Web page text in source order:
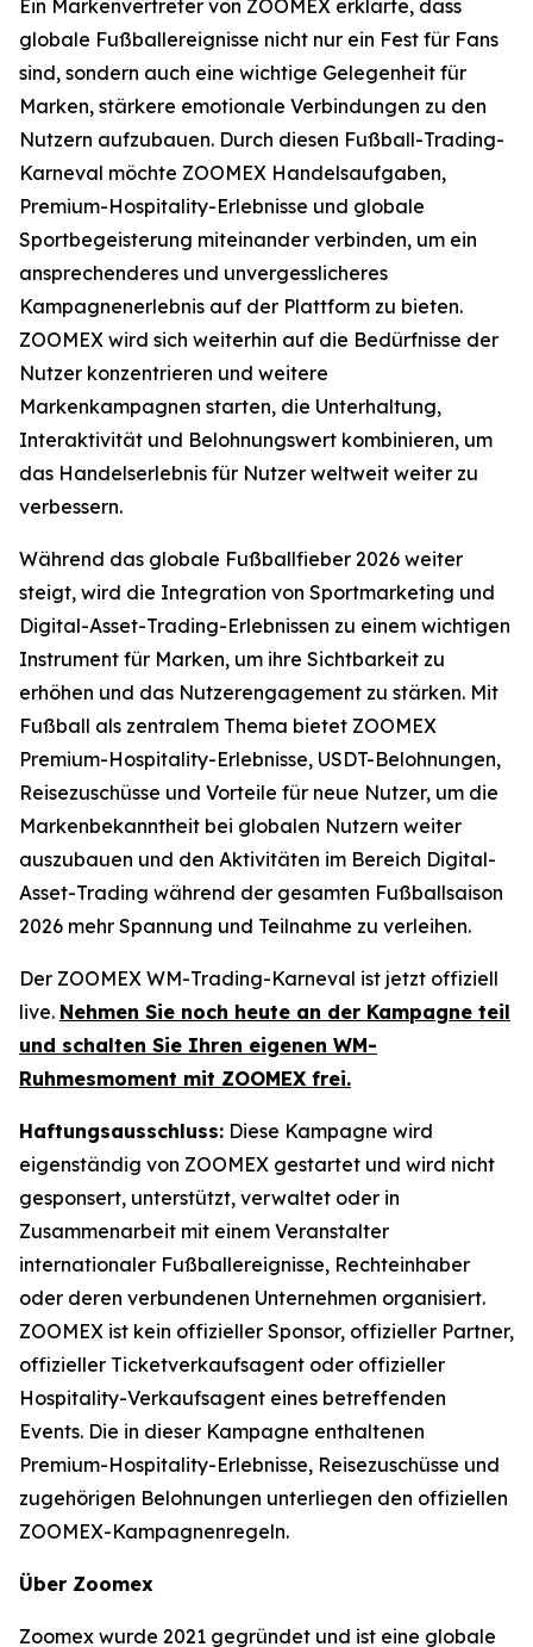
Ein Markenvertreter von ZOOMEX erklärte, dass
globale Fußballereignisse nicht nur ein Fest für Fans
sind, sondern auch eine wichtige Gelegenheit für
Marken, stärkere emotionale Verbindungen zu den
Nutzern aufzubauen. Durch diesen Fußball-Trading-
Karneval möchte ZOOMEX Handelsaufgaben,
Premium-Hospitality-Erlebnisse und globale
Sportbegeisterung miteinander verbinden, um ein
ansprechenderes und unvergesslicheres
Kampagnenerlebnis auf der Plattform zu bieten.
ZOOMEX wird sich weiterhin auf die Bedürfnisse der
Nutzer konzentrieren und weitere
Markenkampagnen starten, die Unterhaltung,
Interaktivität und Belohnungswert kombinieren, um
das Handelserlebnis für Nutzer weltweit weiter zu
verbessern.
Während das globale Fußballfieber 2026 weiter
steigt, wird die Integration von Sportmarketing und
Digital-Asset-Trading-Erlebnissen zu einem wichtigen
Instrument für Marken, um ihre Sichtbarkeit zu
erhöhen und das Nutzerengagement zu stärken. Mit
Fußball als zentralem Thema bietet ZOOMEX
Premium-Hospitality-Erlebnisse, USDT-Belohnungen,
Reisezuschüsse und Vorteile für neue Nutzer, um die
Markenbekanntheit bei globalen Nutzern weiter
auszubauen und den Aktivitäten im Bereich Digital-
Asset-Trading während der gesamten Fußballsaison
2026 mehr Spannung und Teilnahme zu verleihen.
Der ZOOMEX WM-Trading-Karneval ist jetzt offiziell
live. Nehmen Sie noch heute an der Kampagne teil
und schalten Sie Ihren eigenen WM-
Ruhmesmoment mit ZOOMEX frei.
Haftungsausschluss: Diese Kampagne wird
eigenständig von ZOOMEX gestartet und wird nicht
gesponsert, unterstützt, verwaltet oder in
Zusammenarbeit mit einem Veranstalter
internationaler Fußballereignisse, Rechteinhaber
oder deren verbundenen Unternehmen organisiert.
ZOOMEX ist kein offizieller Sponsor, offizieller Partner,
offizieller Ticketverkaufsagent oder offizieller
Hospitality-Verkaufsagent eines betreffenden
Events. Die in dieser Kampagne enthaltenen
Premium-Hospitality-Erlebnisse, Reisezuschüsse und
zugehörigen Belohnungen unterliegen den offiziellen
ZOOMEX-Kampagnenregeln.
Über Zoomex
Zoomex wurde 2021 gegründet und ist eine globale